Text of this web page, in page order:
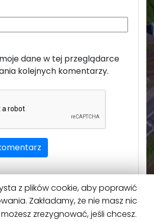
dane w tej przeglądarce
kolejnych komentarzy.
z plików cookie, aby poprawić
Zakładamy, że nie masz nic
zrezygnować, jeśli chcesz.